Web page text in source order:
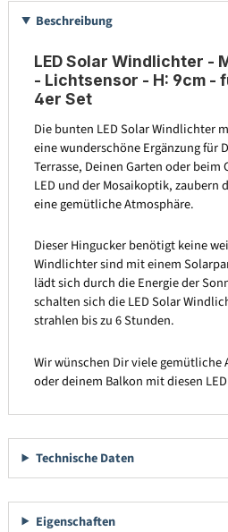
Beschreibung
LED Solar Windlichter -
- Lichtsensor - H: 9cm -
4er Set
Die bunten LED Solar Windlichter
eine wunderschöne Ergänzung für
Terrasse, Deinen Garten oder
LED und der Mosaikoptik, zaubern
eine gemütliche Atmosphäre.
Dieser Hingucker benötigt keine
Windlichter sind mit einem
lädt sich durch die Energie der
schalten sich die LED Solar
strahlen bis zu 6 Stunden.
Wir wünschen Dir viele gemütliche
oder deinem Balkon mit diesen
Technische Daten
Eigenschaften